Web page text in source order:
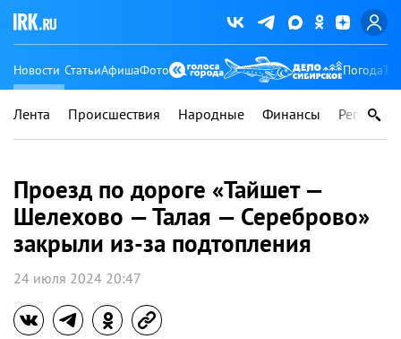
Новости СтатьиАфишаФото Погода
Лента Происшествия Народные Финансы Регионы
Проезд по дороге «Тайшет —
Шелехово — Талая — Сереброво»
закрыли из-за подтопления
24 июля 2024 20:47